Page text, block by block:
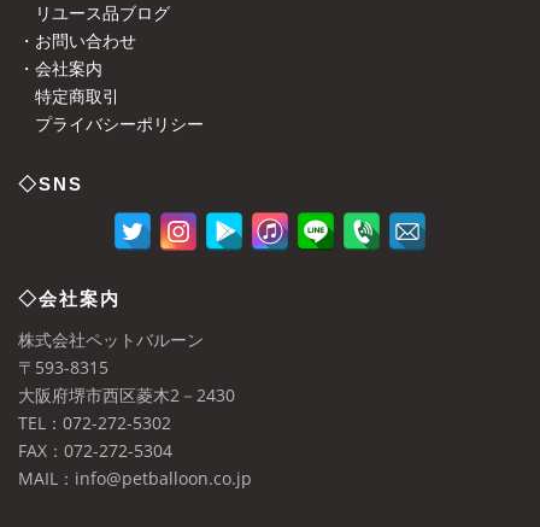
リユース品ブログ
・お問い合わせ
・会社案内
特定商取引
プライバシーポリシー
◇SNS
◇会社案内
株式会社ペットバルーン
〒593-8315
大阪府堺市西区菱木2－2430
TEL：072-272-5302
FAX：072-272-5304
MAIL：info@petballoon.co.jp